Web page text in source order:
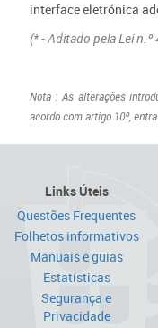
interface eletrónica
(* - Aditado pela Lei
Nota : As alterações
acordo com artigo 10º,
Links Úteis
Questões Frequentes
Folhetos informativos
Manuais e guias
Estatísticas
Segurança e
Privacidade